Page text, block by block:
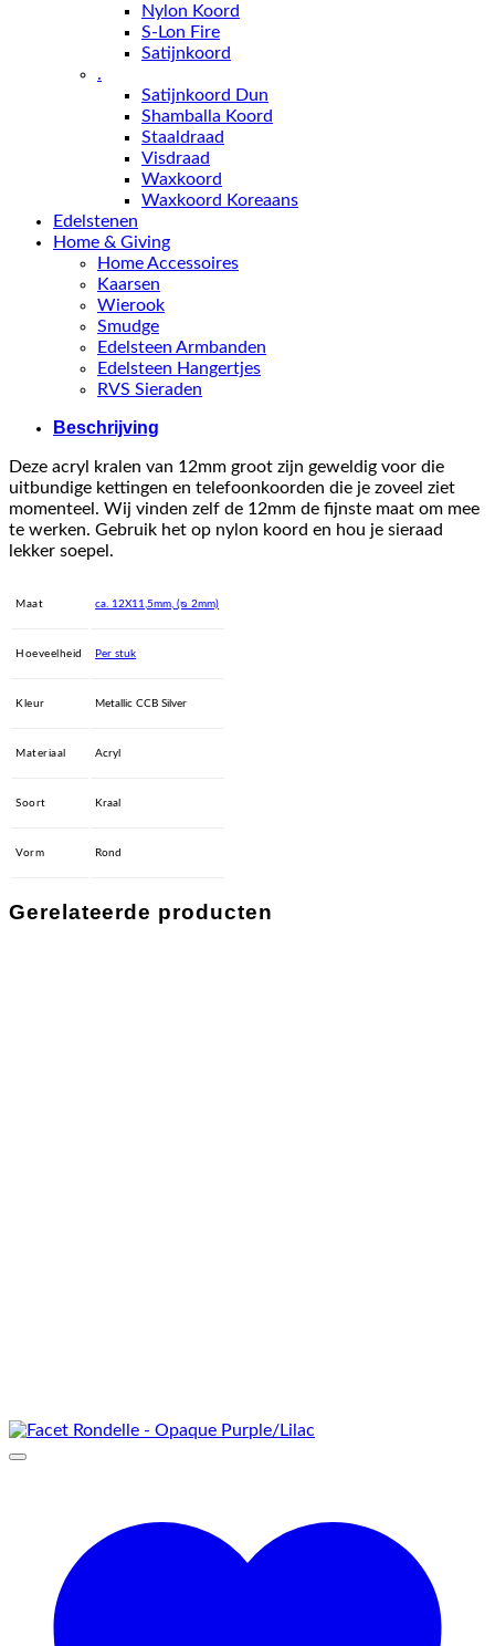
Nylon Koord
S-Lon Fire
Satijnkoord
.
Satijnkoord Dun
Shamballa Koord
Staaldraad
Visdraad
Waxkoord
Waxkoord Koreaans
Edelstenen
Home & Giving
Home Accessoires
Kaarsen
Wierook
Smudge
Edelsteen Armbanden
Edelsteen Hangertjes
RVS Sieraden
Beschrijving
Deze acryl kralen van 12mm groot zijn geweldig voor die
uitbundige kettingen en telefoonkoorden die je zoveel ziet
momenteel. Wij vinden zelf de 12mm de fijnste maat om mee
te werken. Gebruik het op nylon koord en hou je sieraad
lekker soepel.
Maat ca. 12X11,5mm, (ᴓ 2mm)
Hoeveelheid Per stuk
Kleur Metallic CCB Silver
Materiaal Acryl
Soort Kraal
Vorm Rond
Gerelateerde producten